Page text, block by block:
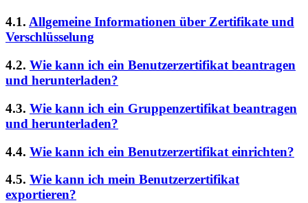
4.1. Allgemeine Informationen über Zertifikate und
Verschlüsselung
4.2. Wie kann ich ein Benutzerzertifikat beantragen
und herunterladen?
4.3. Wie kann ich ein Gruppenzertifikat beantragen
und herunterladen?
4.4. Wie kann ich ein Benutzerzertifikat einrichten?
4.5. Wie kann ich mein Benutzerzertifikat
exportieren?